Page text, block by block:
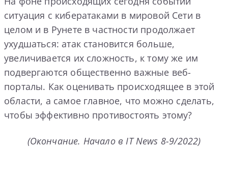
ситуация с кибератаками в мировой Сети в
целом и в Рунете в частности продолжает
ухудшаться: атак становится больше,
увеличивается их сложность, к тому же им
подвергаются общественно важные веб-
порталы. Как оценивать происходящее в этой
области, а самое главное, что можно сделать,
чтобы эффективно противостоять этому?
(Окончание. Начало в IT News 8-9/2022)